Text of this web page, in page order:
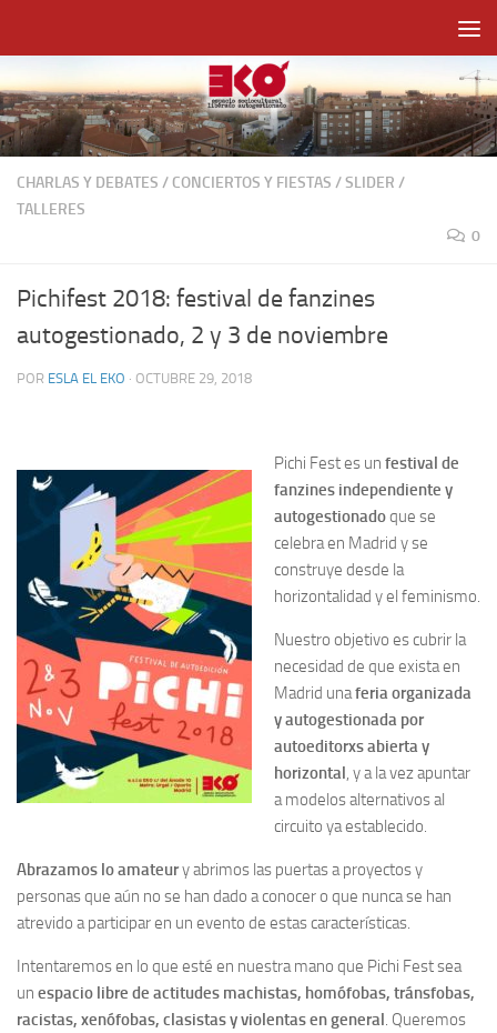
CHARLAS Y DEBATES / CONCIERTOS Y FIESTAS /SLIDER /
TALLERES
0
Pichifest 2018: festival de fanzines
autogestionado, 2 y 3 de noviembre
POR ESLA EL EKO · OCTUBRE 29, 2018
Pichi Fest es un festival de
fanzines independiente y
autogestionadoque se
celebra en Madrid y se
construye desde la
horizontalidad y el feminismo.
Nuestro objetivo es cubrir la
necesidad de que exista en
Madrid unaferia organizada
y autogestionada por
autoeditorxs abierta y
horizontal, y a la vez apuntar
a modelos alternativos al
circuito ya establecido.
Abrazamos lo amateury abrimos las puertas a proyectos y
personas que aún no se han dado a conocer o que nunca se han
atrevido a participar en un evento de estas características.
Intentaremos en lo que esté en nuestra mano que Pichi Fest sea
un espacio libre de actitudes machistas, homófobas, tránsfobas,
racistas, xenófobas, clasistas y violentas en general. Queremos